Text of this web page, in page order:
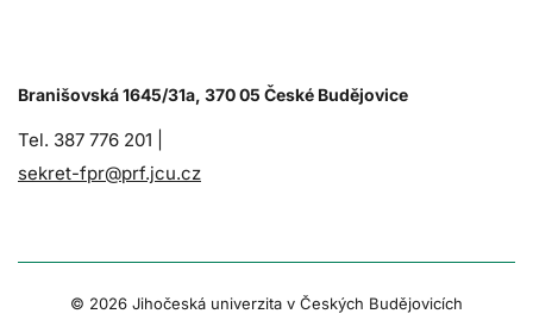
Branišovská 1645/31a, 370 05 České Budějovice
Tel. 387 776 201 |
sekret-fpr@prf.jcu.cz
© 2026 Jihočeská univerzita v Českých Budějovicích